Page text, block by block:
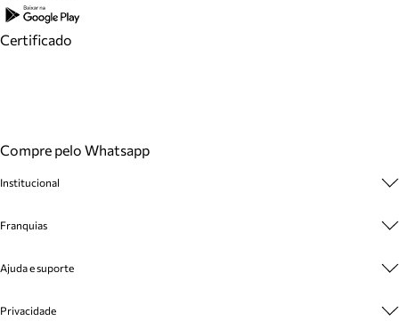
Certificado
Compre pelo Whatsapp
Institucional
Cashback
Venda Corporativa
Franquias
Plano de Negócio
Ajuda e suporte
Privacidade